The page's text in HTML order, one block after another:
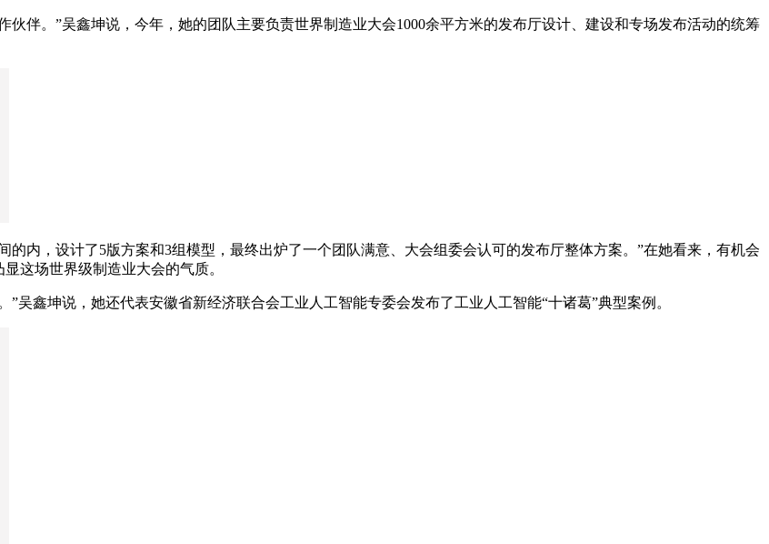
伙伴。”吴鑫坤说，今年，她的团队主要负责世界制造业大会1000余平方米的发布厅设计、建设和专场发布活动的统筹
内，设计了5版方案和3组模型，最终出炉了一个团队满意、大会组委会认可的发布厅整体方案。”在她看来，有机会
这场世界级制造业大会的气质。
吴鑫坤说，她还代表安徽省新经济联合会工业人工智能专委会发布了工业人工智能“十诸葛”典型案例。